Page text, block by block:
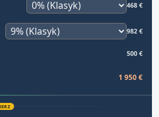
468 €
982 €
500 €
1 950 €